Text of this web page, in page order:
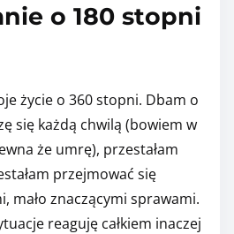
o 180 stopni
życie o 360 stopni. Dbam o
się każdą chwilą (bowiem w
że umrę), przestałam
przejmować się
mało znaczącymi sprawami.
reaguję całkiem inaczej